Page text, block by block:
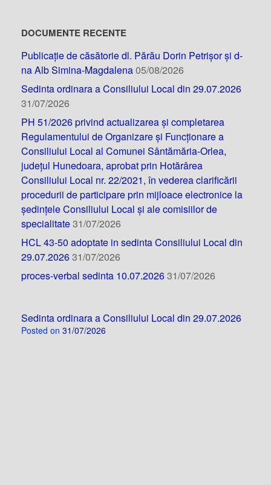
DOCUMENTE RECENTE
Publicație de căsătorie dl. Părău Dorin Petrișor și d-
na Alb Simina-Magdalena05/08/2026
Sedinta ordinara a Consiliului Local din 29.07.2026
31/07/2026
PH 51/2026 privind actualizarea și completarea
Regulamentului de Organizare și Funcționare a
Consiliului Local al Comunei Sântămăria-Orlea,
județul Hunedoara, aprobat prin Hotărârea
Consiliului Local nr. 22/2021, în vederea clarificării
procedurii de participare prin mijloace electronice la
ședințele Consiliului Local și ale comisiilor de
specialitate31/07/2026
HCL 43-50 adoptate in sedinta Consiliului Local din
29.07.202631/07/2026
proces-verbal sedinta 10.07.202631/07/2026
Sedinta ordinara a Consiliului Local din 29.07.2026
Posted on 31/07/2026